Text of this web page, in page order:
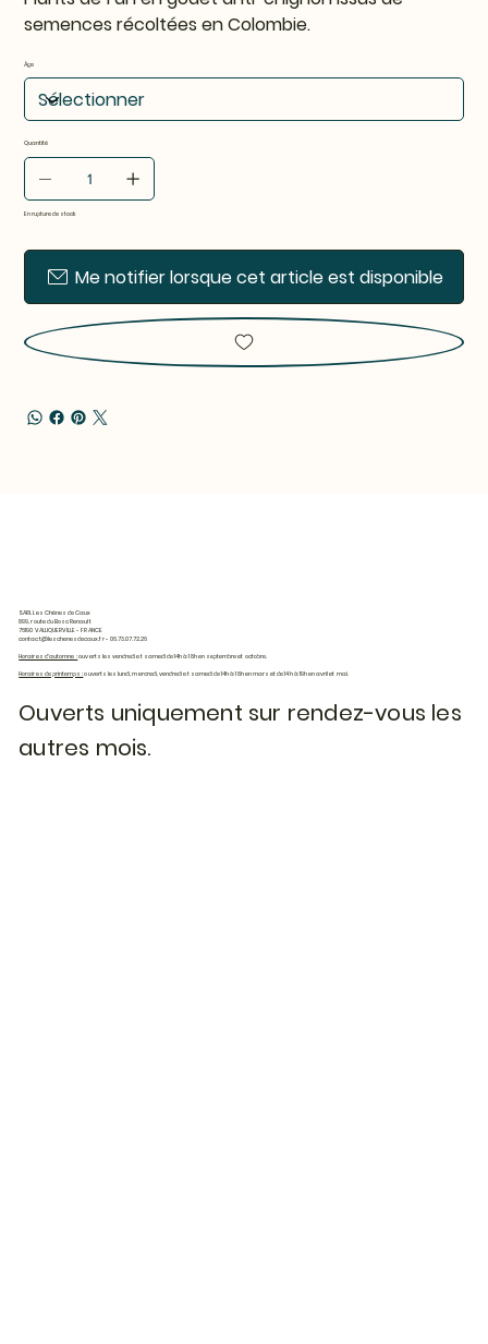
semences récoltées en Colombie.
Âge
Quantité
En rupture de stock
Me notifier lorsque cet article est disponible
SARL Les Chênes de Caux
899, route du Bosc Renault
76190 VALLIQUERVILLE - FRANCE
contact@leschenesdecaux.fr- 06.73.07.72.26
Horaires d'automne :ouverts les vendredi et samedi de 14h à 18h en septembre et octobre.
Horaires de printemps :ouverts les lundi, mercredi, vendredi et samedi de 14h à 18h en mars et de 14h à 19h en avril et mai.
Ouverts uniquement sur rendez-vous les
autres mois.